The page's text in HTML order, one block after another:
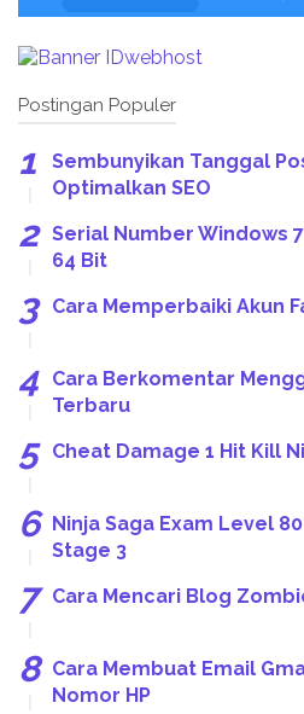
Postingan Populer
Sembunyikan Tanggal
Optimalkan SEO
Serial Number Windows
64 Bit
Cara Memperbaiki Akun
Cara Berkomentar
Terbaru
Cheat Damage 1 Hit Kill
Ninja Saga Exam Level
Stage 3
Cara Mencari Blog
Cara Membuat Email
Nomor HP